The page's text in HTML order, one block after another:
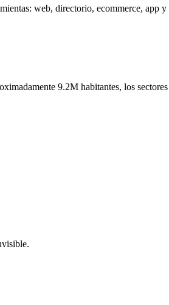
web, directorio, ecommerce, app
9.2M habitantes, los